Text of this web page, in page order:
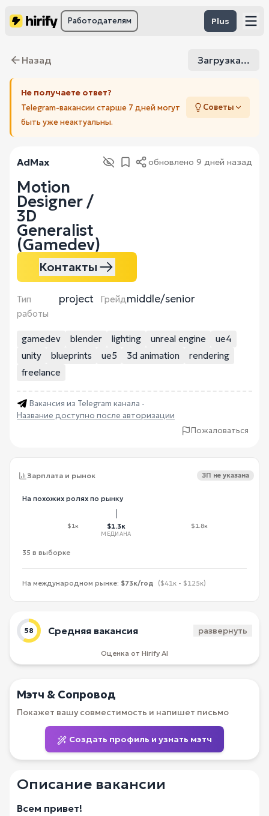
Работодателям Plus
Назад Загрузка...
Не получаете ответ?
Telegram-вакансии старше 7 дней могут
быть уже неактуальны.
Советы
AdMax обновлено 9 дней назад
Motion
Designer /
3D
Generalist
(Gamedev)
Контакты
Тип
работы
project Грейдmiddle/senior
gamedev blender lighting unreal engine
ue4
unity
blueprints ue5 3d animation
rendering
freelance
Вакансия из Telegram канала -
Название доступно после авторизации
Пожаловаться
Зарплата и рынок ЗП не указана
На похожих ролях по рынку
$1к $1.3к
МЕДИАНА
$1.8к
35 в выборке
На международном рынке: $73к/год ($41к - $125к)
58 Средняя вакансия развернуть
Оценка от Hirify AI
Мэтч & Сопровод
Покажет вашу совместимость и напишет письмо
Создать профиль и узнать мэтч
Описание вакансии
Всем привет!